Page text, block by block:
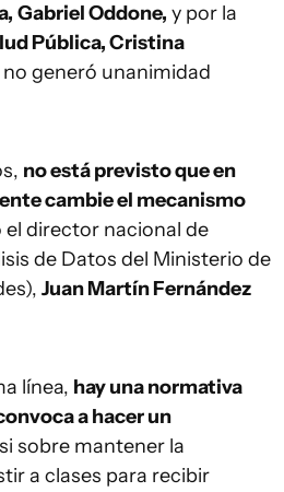
Gabriel Oddone, y por la
Pública, Cristina
generó unanimidad
no está previsto que en
cambie el mecanismo
el director nacional de
de Datos del Ministerio de
Juan Martín Fernández
línea, hay una normativa
a hacer un
sobre mantener la
a clases para recibir